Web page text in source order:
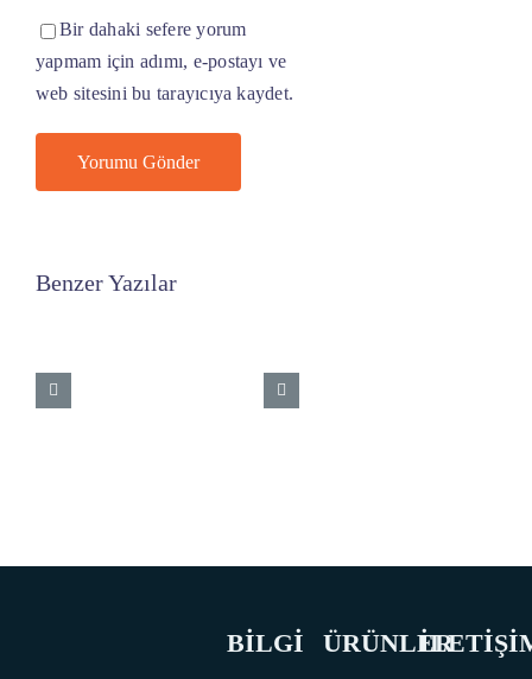
Bir dahaki sefere yorum
yapmam için adımı, e-postayı ve
web sitesini bu tarayıcıya kaydet.
Benzer Yazılar
BİLGİ ÜRÜNLER